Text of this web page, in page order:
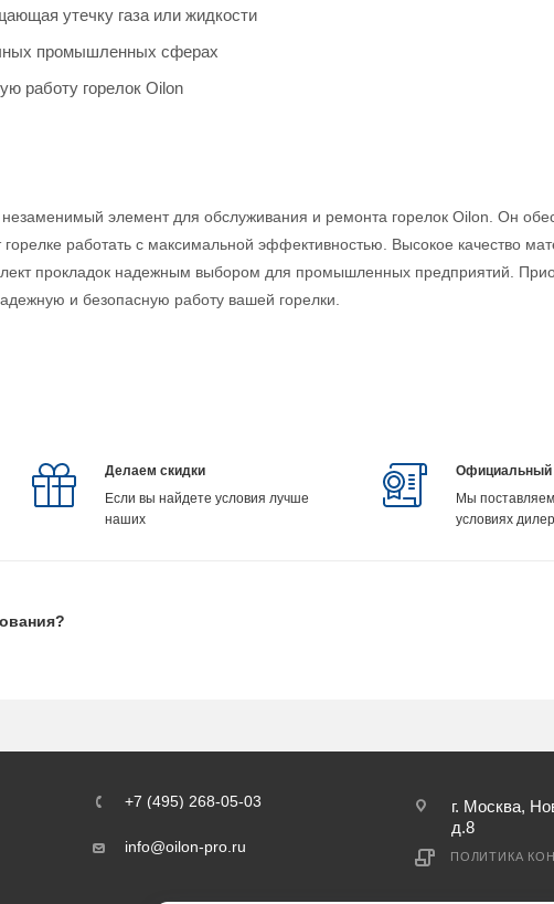
утечку газа или жидкости
промышленных сферах
работу горелок Oilon
незаменимый элемент для обслуживания и ремонта горелок Oilon. Он
работать с максимальной эффективностью. Высокое качество
прокладок надежным выбором для промышленных предприятий.
и безопасную работу вашей горелки.
Делаем скидки
Если вы найдете условия лучше
наших
Официальный
Мы
условиях
+7 (495) 268-05-03
info@oilon-pro.ru
г. Москва,
д.8
ПОЛИТИКА